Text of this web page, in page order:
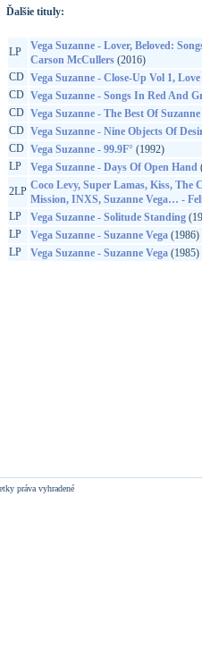
Ďalšie tituly:
LP
Vega Suzanne - Lover, Beloved:
Carson McCullers(2016)
CD Vega Suzanne - Close-Up Vol 1, Love
CD Vega Suzanne - Songs In Red And
CD Vega Suzanne - The Best Of
CD Vega Suzanne - Nine Objects Of
CD Vega Suzanne - 99.9F° (1992)
LP
Vega Suzanne - Days Of Open Hand
2LP Coco Levy, Super Lamas, Kiss, The
Mission, INXS, Suzanne Vega… -
LP
Vega Suzanne - Solitude Standing
LP
Vega Suzanne - Suzanne Vega(1986)
LP
Vega Suzanne - Suzanne Vega(1985)
práva vyhradené